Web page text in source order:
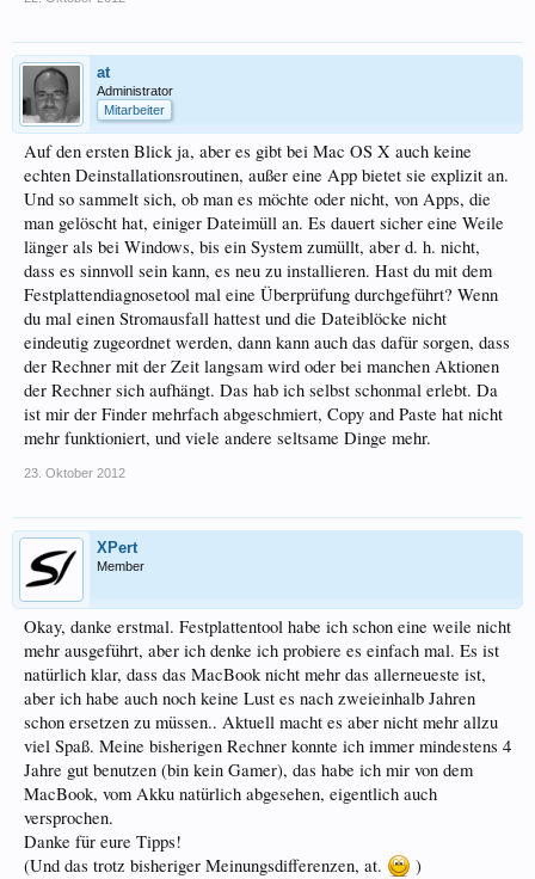
at
Administrator
Mitarbeiter
Auf den ersten Blick ja, aber es gibt bei Mac OS X auch keine
echten Deinstallationsroutinen, außer eine App bietet sie explizit an.
Und so sammelt sich, ob man es möchte oder nicht, von Apps, die
man gelöscht hat, einiger Dateimüll an. Es dauert sicher eine Weile
länger als bei Windows, bis ein System zumüllt, aber d. h. nicht,
dass es sinnvoll sein kann, es neu zu installieren. Hast du mit dem
Festplattendiagnosetool mal eine Überprüfung durchgeführt? Wenn
du mal einen Stromausfall hattest und die Dateiblöcke nicht
eindeutig zugeordnet werden, dann kann auch das dafür sorgen, dass
der Rechner mit der Zeit langsam wird oder bei manchen Aktionen
der Rechner sich aufhängt. Das hab ich selbst schonmal erlebt. Da
ist mir der Finder mehrfach abgeschmiert, Copy and Paste hat nicht
mehr funktioniert, und viele andere seltsame Dinge mehr.
23. Oktober 2012
XPert
Member
Okay, danke erstmal. Festplattentool habe ich schon eine weile nicht
mehr ausgeführt, aber ich denke ich probiere es einfach mal. Es ist
natürlich klar, dass das MacBook nicht mehr das allerneueste ist,
aber ich habe auch noch keine Lust es nach zweieinhalb Jahren
schon ersetzen zu müssen.. Aktuell macht es aber nicht mehr allzu
viel Spaß. Meine bisherigen Rechner konnte ich immer mindestens 4
Jahre gut benutzen (bin kein Gamer), das habe ich mir von dem
MacBook, vom Akku natürlich abgesehen, eigentlich auch
versprochen.
Danke für eure Tipps!
(Und das trotz bisheriger Meinungsdifferenzen, at.
)